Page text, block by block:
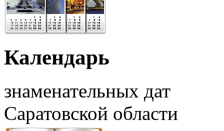
Календарь
знаменательных дат
Саратовской области